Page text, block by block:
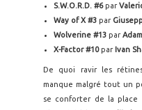
S.W.O.R.D. #6par
Way of X #3par
Wolverine #13par
X-Factor #10par Ivan
De quoi ravir les
manque malgré tout un
se conforter de la place